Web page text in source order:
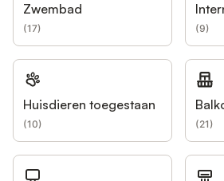
Zwembad
(17) (9)
Huisdieren toegestaan
(10) (21)